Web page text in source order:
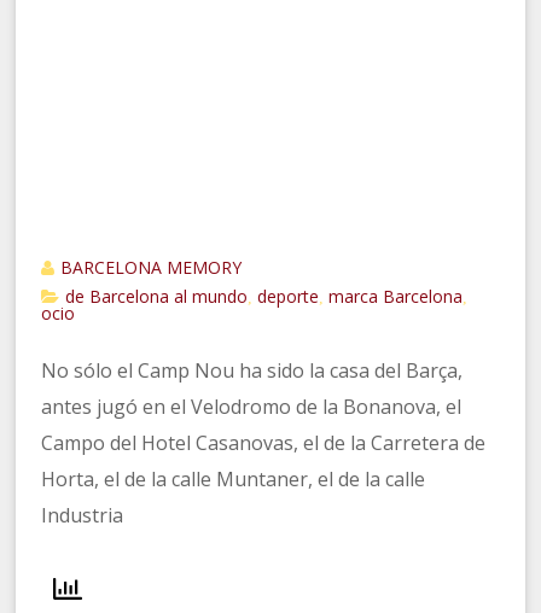
BARCELONA MEMORY
de Barcelona al mundo
,deporte ,marca Barcelona
ocio
No sólo el Camp Nou ha sido la casa del Barça,
antes jugó en el Velodromo de la Bonanova, el
Campo del Hotel Casanovas, el de la Carretera de
Horta, el de la calle Muntaner, el de la calle
Industria